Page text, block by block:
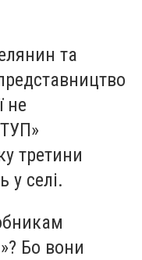
та
не
третини
у селі.
Бо вони